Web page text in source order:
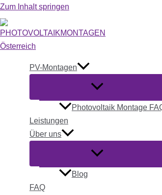
Zum Inhalt springen
PV-Montagen
Photovoltaik Montage
Leistungen
Über uns
Blog
FAQ